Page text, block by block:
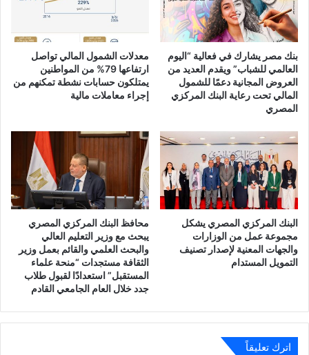
بنك مصر يشارك في فعالية “اليوم
العالمي للشباب” ويقدم العديد من
العروض المجانية دعمًا للشمول
المالي تحت رعاية البنك المركزي
المصري
معدلات الشمول المالي تواصل
ارتفاعها 79% من المواطنين
يمتلكون حسابات نشطة تمكنهم من
إجراء معاملات مالية
البنك المركزي المصري يشكل
مجموعة عمل من الوزارات
والجهات المعنية لإصدار تصنيف
التمويل المستدام
محافظ البنك المركزي المصري
يبحث مع وزير التعليم العالي
والبحث العلمي والقائم بعمل وزير
الثقافة مستجدات “منحة علماء
المستقبل” استعدادًا لقبول طلاب
جدد خلال العام الجامعي القادم
اترك تعليقاً